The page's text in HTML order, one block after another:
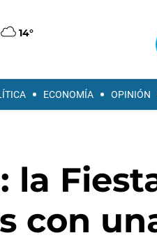
14°
ECONOMÍA OPINIÓN
la
con